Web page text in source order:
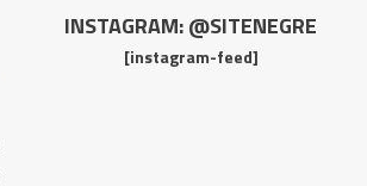
INSTAGRAM: @SITENEGRE
[instagram-feed]